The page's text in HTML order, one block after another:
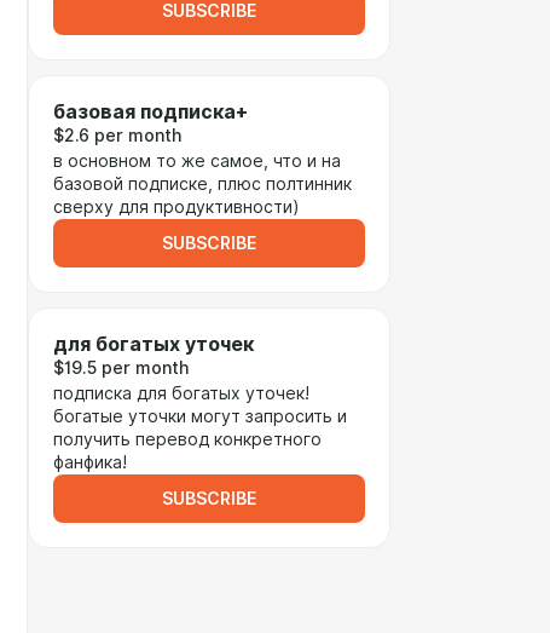
SUBSCRIBE
базовая подписка+
$2.6 per month
в основном то же самое, что и на
базовой подписке, плюс полтинник
сверху для продуктивности)
SUBSCRIBE
для богатых уточек
$19.5 per month
подписка для богатых уточек!
богатые уточки могут запросить и
получить перевод конкретного
фанфика!
SUBSCRIBE